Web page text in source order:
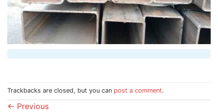
Trackbacks are closed, but you can post a comment.
← Previous